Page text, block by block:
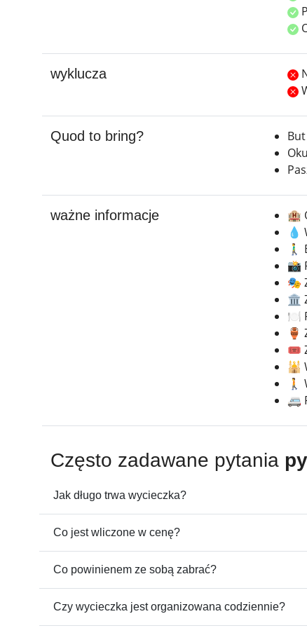
wyklucza
Quod to bring?
But
ważne informacje
🏨
💧
📸
🎭
🏛️
🍽️
🏺
🎟️
🕌
🚶
🚐
Często zadawane pytania
Jak długo trwa wycieczka?
Co jest wliczone w cenę?
Co powinienem ze sobą zabrać?
Czy wycieczka jest organizowana codziennie?